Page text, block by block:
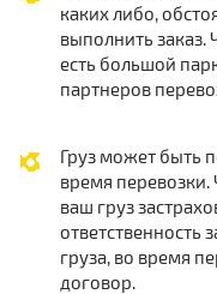
каких либо,
выполнить заказ.
есть большой
партнеров
Груз может быть
время перевозки.
ваш груз
ответственность
груза, во время
договор.